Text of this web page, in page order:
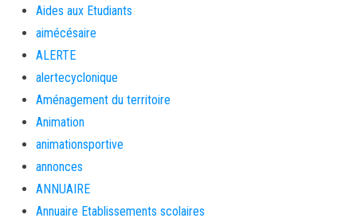
Aides aux Etudiants
aimécésaire
ALERTE
alertecyclonique
Aménagement du territoire
Animation
animationsportive
annonces
ANNUAIRE
Annuaire Etablissements scolaires